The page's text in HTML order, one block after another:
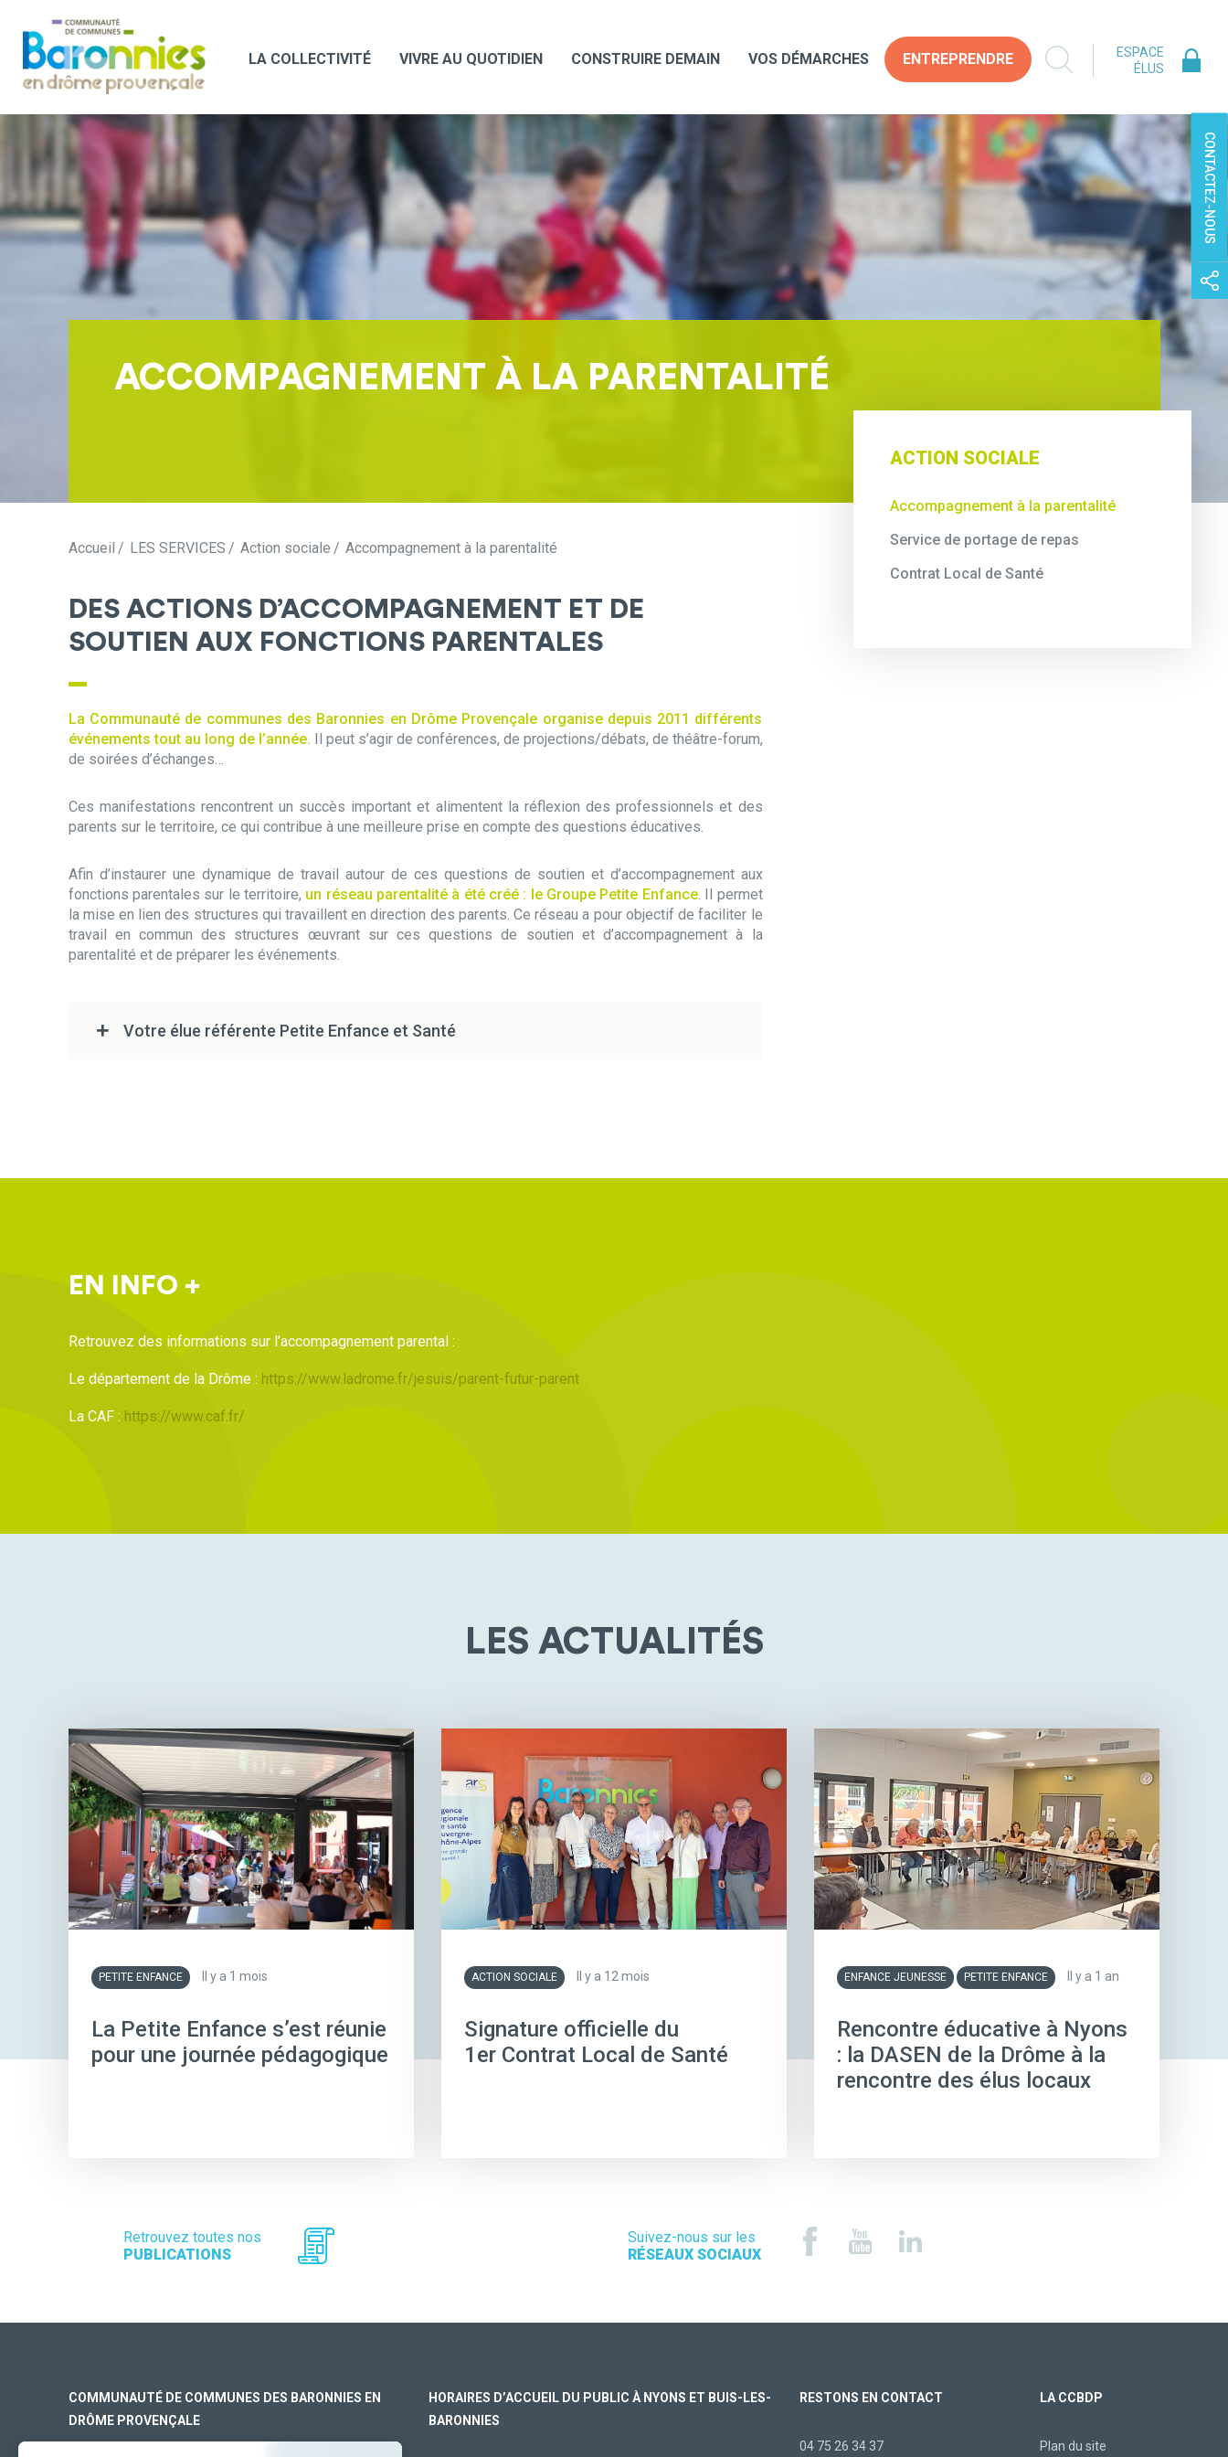
LA COLLECTIVITÉ VIVRE AU QUOTIDIEN CONSTRUIRE DEMAIN VOS DÉMARCHES ENTREPRENDRE
ESPACE
ÉLUS
CONTACTEZ-NOUS
ACCOMPAGNEMENT À LA PARENTALITÉ
Accueil LES SERVICES Action sociale Accompagnement à la parentalité
ACTION SOCIALE
Accompagnement à la parentalité
Service de portage de repas
Contrat Local de Santé
DES ACTIONS D’ACCOMPAGNEMENT ET DE
SOUTIEN AUX FONCTIONS PARENTALES
La Communauté de communes des Baronnies en Drôme Provençale organise depuis 2011 différents
événements tout au long de l’année. Il peut s’agir de conférences, de projections/débats, de théâtre-forum,
de soirées d’échanges…
Ces manifestations rencontrent un succès important et alimentent la réflexion des professionnels et des
parents sur le territoire, ce qui contribue à une meilleure prise en compte des questions éducatives.
Afin d’instaurer une dynamique de travail autour de ces questions de soutien et d’accompagnement aux
fonctions parentales sur le territoire, un réseau parentalité à été créé : le Groupe Petite Enfance. Il permet
la mise en lien des structures qui travaillent en direction des parents. Ce réseau a pour objectif de faciliter le
travail en commun des structures œuvrant sur ces questions de soutien et d’accompagnement à la
parentalité et de préparer les événements.
Votre élue référente Petite Enfance et Santé
EN INFO +
Retrouvez des informations sur l’accompagnement parental :
Le département de la Drôme : https://www.ladrome.fr/jesuis/parent-futur-parent
La CAF : https://www.caf.fr/
LES ACTUALITÉS
PETITE ENFANCE Il y a 1 mois
La Petite Enfance s’est réunie
pour une journée pédagogique
ACTION SOCIALE Il y a 12 mois
Signature officielle du
1er Contrat Local de Santé
ENFANCE JEUNESSE PETITE ENFANCE Il y a 1 an
Rencontre éducative à Nyons
: la DASEN de la Drôme à la
rencontre des élus locaux
Retrouvez toutes nos
PUBLICATIONS
Suivez-nous sur les
RÉSEAUX SOCIAUX
COMMUNAUTÉ DE COMMUNES DES BARONNIES EN
DRÔME PROVENÇALE
HORAIRES D’ACCUEIL DU PUBLIC À NYONS ET BUIS-LES-
BARONNIES
RESTONS EN CONTACT
04 75 26 34 37
LA CCBDP
Plan du site